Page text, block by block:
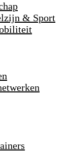
& Sport